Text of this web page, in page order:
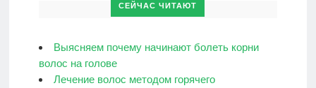
СЕЙЧАС ЧИТАЮТ
Выясняем почему начинают болеть корни
волос на голове
Лечение волос методом горячего